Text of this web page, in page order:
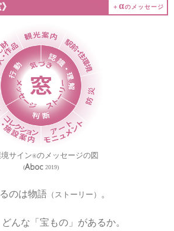
＋αのメッセージ
サイン®のメッセージの図
( 2019)
のは物語 （ストーリー）
。
んな「宝もの」があるか。